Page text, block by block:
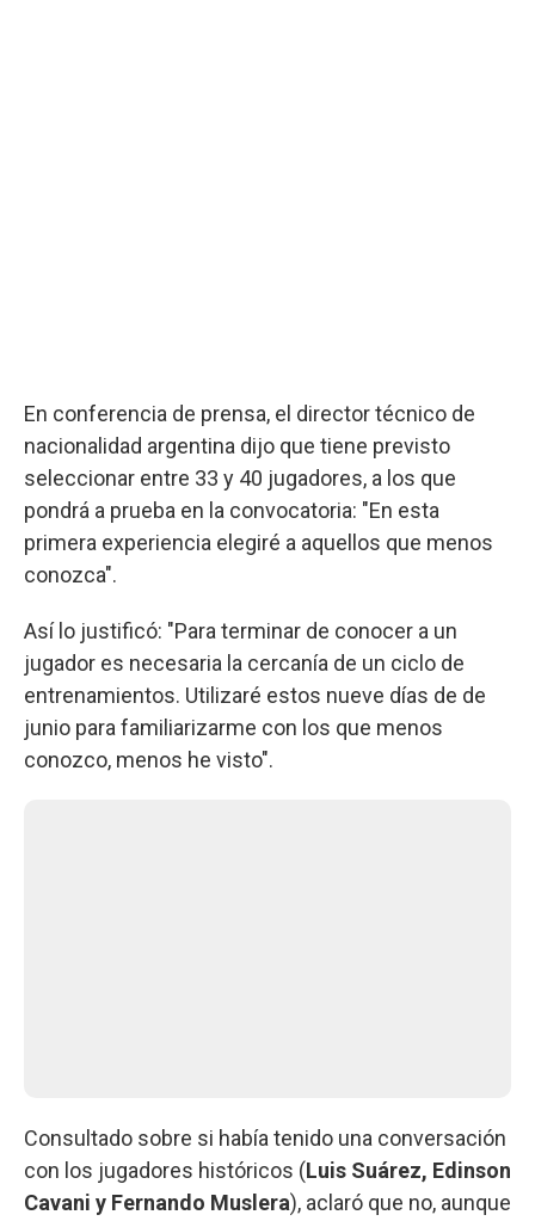
En conferencia de prensa, el director técnico de
nacionalidad argentina dijo que tiene previsto
seleccionar entre 33 y 40 jugadores, a los que
pondrá a prueba en la convocatoria: "En esta
primera experiencia elegiré a aquellos que menos
conozca".
Así lo justificó: "Para terminar de conocer a un
jugador es necesaria la cercanía de un ciclo de
entrenamientos. Utilizaré estos nueve días de de
junio para familiarizarme con los que menos
conozco, menos he visto".
Consultado sobre si había tenido una conversación
con los jugadores históricos (Luis Suárez, Edinson
Cavani y Fernando Muslera), aclaró que no, aunque